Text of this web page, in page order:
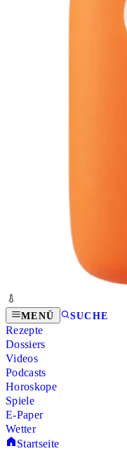
MENÜ SUCHE
Rezepte
Dossiers
Videos
Podcasts
Horoskope
Spiele
E-Paper
Wetter
Startseite